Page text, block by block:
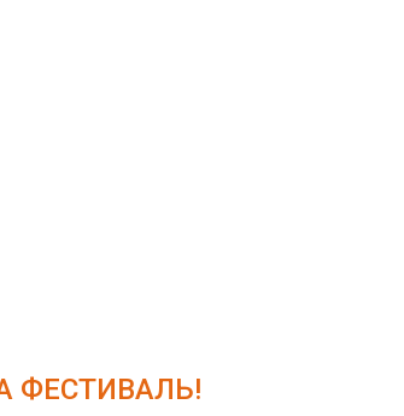
ФЕСТИВАЛЬ!